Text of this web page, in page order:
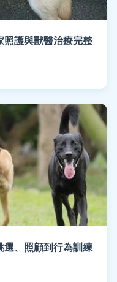
護與獸醫治療完整
選、照顧到行為訓練